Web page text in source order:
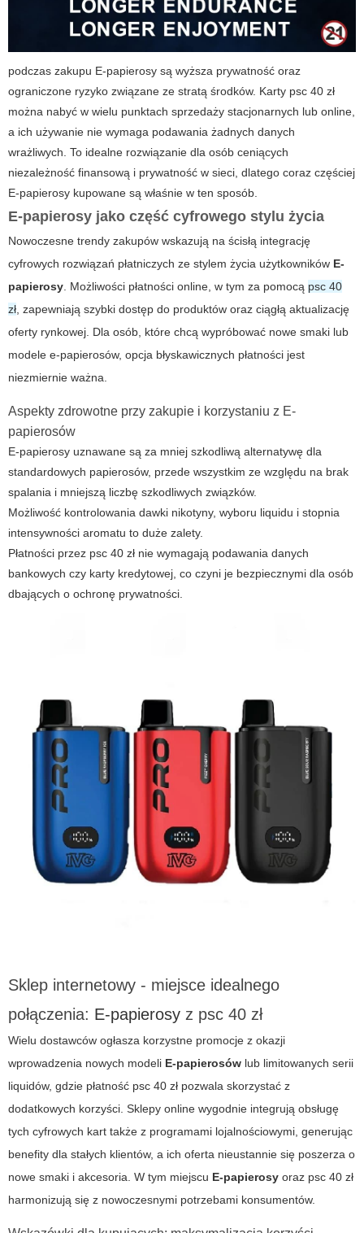
podczas zakupu E-papierosy są wyższa prywatność oraz
ograniczone ryzyko związane ze stratą środków. Karty psc 40 zł
można nabyć w wielu punktach sprzedaży stacjonarnych lub online,
a ich używanie nie wymaga podawania żadnych danych
wrażliwych. To idealne rozwiązanie dla osób ceniących
niezależność finansową i prywatność w sieci, dlatego coraz częściej
E-papierosy kupowane są właśnie w ten sposób.
E-papierosy jako część cyfrowego stylu życia
Nowoczesne trendy zakupów wskazują na ścisłą integrację
cyfrowych rozwiązań płatniczych ze stylem życia użytkowników E-
papierosy . Możliwości płatności online, w tym za pomocą psc 40
zł , zapewniają szybki dostęp do produktów oraz ciągłą aktualizację
oferty rynkowej. Dla osób, które chcą wypróbować nowe smaki lub
modele e-papierosów, opcja błyskawicznych płatności jest
niezmiernie ważna.
Aspekty zdrowotne przy zakupie i korzystaniu z E-
papierosów
E-papierosy uznawane są za mniej szkodliwą alternatywę dla
standardowych papierosów, przede wszystkim ze względu na brak
spalania i mniejszą liczbę szkodliwych związków.
Możliwość kontrolowania dawki nikotyny, wyboru liquidu i stopnia
intensywności aromatu to duże zalety.
Płatności przez psc 40 zł nie wymagają podawania danych
bankowych czy karty kredytowej, co czyni je bezpiecznymi dla osób
dbających o ochronę prywatności.
Sklep internetowy - miejsce idealnego
połączenia: E-papierosy z psc 40 zł
Wielu dostawców ogłasza korzystne promocje z okazji
wprowadzenia nowych modeli E-papierosów lub limitowanych serii
liquidów, gdzie płatność psc 40 zł pozwala skorzystać z
dodatkowych korzyści. Sklepy online wygodnie integrują obsługę
tych cyfrowych kart także z programami lojalnościowymi, generując
benefity dla stałych klientów, a ich oferta nieustannie się poszerza o
nowe smaki i akcesoria. W tym miejscu E-papierosy oraz psc 40 zł
harmonizują się z nowoczesnymi potrzebami konsumentów.